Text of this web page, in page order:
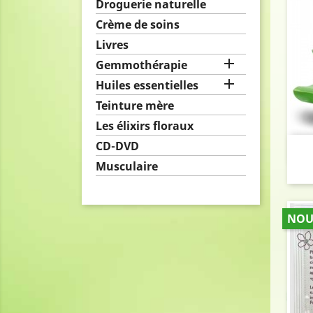
Droguerie naturelle
Crème de soins
Livres
Gemmothérapie

Huiles essentielles 
Teinture mère
Les élixirs floraux
CD-DVD
Musculaire